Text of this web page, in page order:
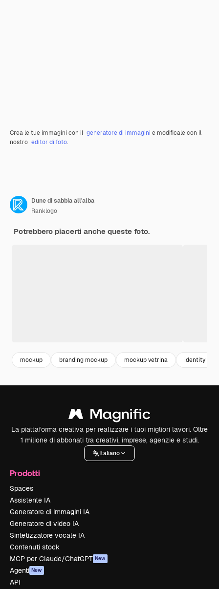
Crea le tue immagini con il generatore di immagini e modificale con il
nostro editor di foto.
Dune di sabbia all'alba
Ranklogo
Potrebbero piacerti anche queste foto.
mockup branding mockup mockup vetrina identity
La piattaforma creativa per realizzare i tuoi migliori lavori. Oltre
1 milione di abbonati tra creativi, imprese, agenzie e studi.
Italiano
Prodotti
Spaces
Assistente IA
Generatore di immagini IA
Generatore di video IA
Sintetizzatore vocale IA
Contenuti stock
MCP per Claude/ChatGPT New
Agenti New
API